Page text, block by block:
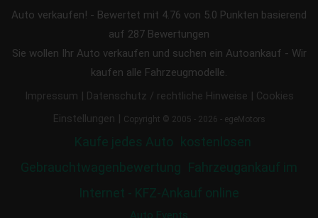
Auto verkaufen! - Bewertet mit 4.76 von 5.0 Punkten basierend
auf 287 Bewertungen
Sie wollen Ihr Auto verkaufen und suchen ein Autoankauf - Wir
kaufen alle Fahrzeugmodelle.
Impressum | Datenschutz / rechtliche Hinweise | Cookies
Einstellungen | Copyright © 2005 - 2026 - egeMotors
Kaufe jedes Auto kostenlosen
Gebrauchtwagenbewertung Fahrzeugankauf im
Internet - KFZ-Ankauf online
Auto Events